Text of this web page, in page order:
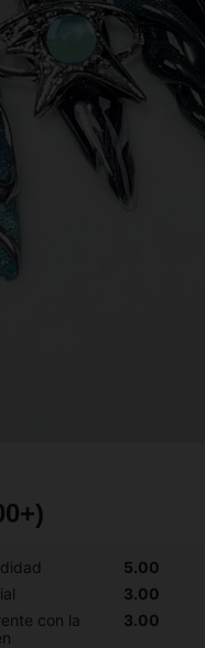
5.00
3.00
con la
3.00